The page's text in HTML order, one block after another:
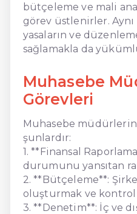
bütçeleme ve mali
görev üstlenirler. Aynı
yasaların ve
sağlamakla da
Muhasebe
Görevleri
Muhasebe
şunlardır:
1. **Finansal
durumunu yansıtan
2. **Bütçeleme**:
oluşturmak ve kontrol
3. **Denetim**: İç ve